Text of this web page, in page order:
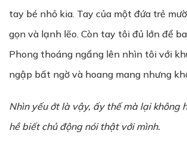
tay bé nhỏ kia. Tay của một đứa trẻ
gọn và lạnh lẽo. Còn tay tôi đủ lớn để
Phong thoáng ngẩng lên nhìn tôi với
ngập bất ngờ và hoang mang nhưng
Nhìn yếu ớt là vậy, ấy thế mà lại không
hề biết chủ động nói thật với mình.